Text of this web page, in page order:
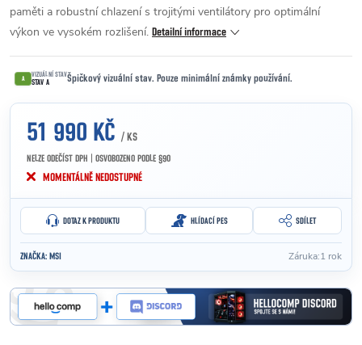
paměti a robustní chlazení s trojitými ventilátory pro optimální
výkon ve vysokém rozlišení. Detailní informace
A VIZUÁLNÍ STAV
STAV A Špičkový vizuální stav. Pouze minimální známky používání.
51 990 KČ / KS
NELZE ODEČÍST DPH | OSVOBOZENO PODLE §90
Měrná cena:
MOMENTÁLNĚ NEDOSTUPNÉ
DOTAZ K PRODUKTU HLÍDACÍ PES SDÍLET
ZNAČKA: MSI Záruka:1 rok